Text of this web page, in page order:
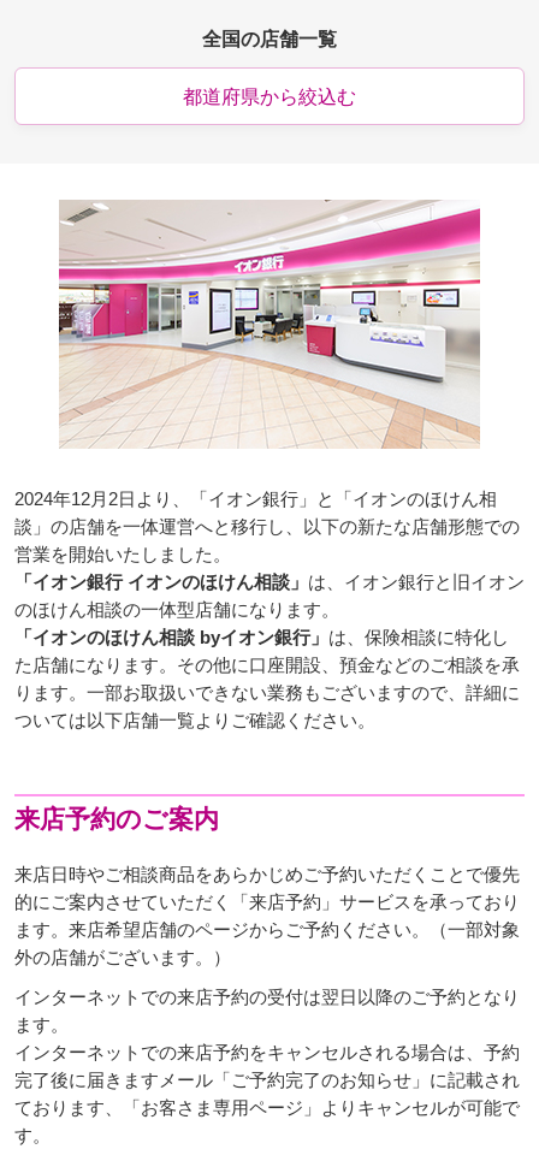
全国の店舗一覧
都道府県から絞込む
2024年12月2日より、「イオン銀行」と「イオンのほけん相
談」の店舗を一体運営へと移行し、以下の新たな店舗形態での
営業を開始いたしました。
「イオン銀行 イオンのほけん相談」 は、イオン銀行と旧イオン
のほけん相談の一体型店舗になります。
「イオンのほけん相談 byイオン銀行」 は、保険相談に特化し
た店舗になります。その他に口座開設、預金などのご相談を承
ります。一部お取扱いできない業務もございますので、詳細に
ついては以下店舗一覧よりご確認ください。
来店予約のご案内
来店日時やご相談商品をあらかじめご予約いただくことで優先
的にご案内させていただく「来店予約」サービスを承っており
ます。来店希望店舗のページからご予約ください。（一部対象
外の店舗がございます。）
インターネットでの来店予約の受付は翌日以降のご予約となり
ます。
インターネットでの来店予約をキャンセルされる場合は、予約
完了後に届きますメール「ご予約完了のお知らせ」に記載され
ております、「お客さま専用ページ」よりキャンセルが可能で
す。